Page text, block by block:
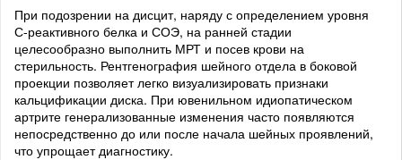
При подозрении на дисцит, наряду с определением уровня
С-реактивного белка и СОЭ, на ранней стадии
целесообразно выполнить МРТ и посев крови на
стерильность. Рентгенография шейного отдела в боковой
проекции позволяет легко визуализировать признаки
кальцификации диска. При ювенильном идиопатическом
артрите генерализованные изменения часто появляются
непосредственно до или после начала шейных проявлений,
что упрощает диагностику.